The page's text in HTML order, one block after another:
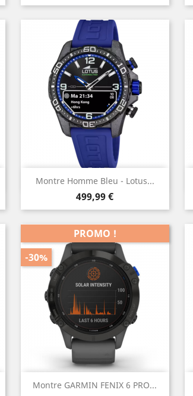
Montre Homme Bleu - Lotus...
Prix
499,99 €
Aperçu rapide
Montre GARMIN FENIX 6 PRO...
PROMO !
-30%
Aperçu rapide